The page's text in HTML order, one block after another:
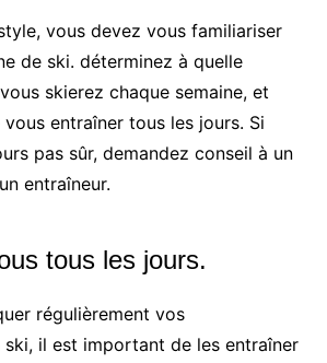
vous devez vous familiariser
de ski. déterminez à quelle
skierez chaque semaine, et
entraîner tous les jours. Si
pas sûr, demandez conseil à un
entraîneur.
tous les jours.
régulièrement vos
ski, il est important de les entraîner